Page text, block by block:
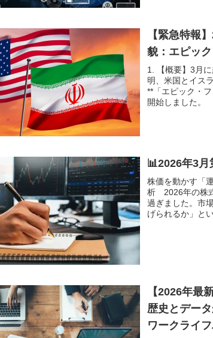
【緊急特報
貌：エピッ
1. 【概要】3月
明、米国とイス
**「エピック・
開始しました。
📊2026年3
株価を動かす「
析 2026年の株
過ぎました。市
げられるか」と
【2026年最
歴史とデー
ワークライ